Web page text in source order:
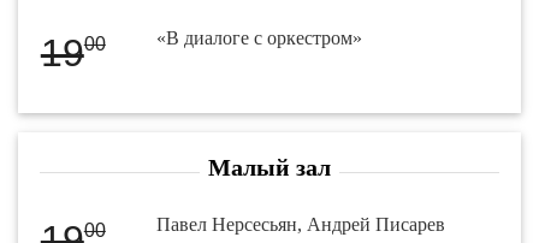
1900 «В диалоге с оркестром»
Малый зал
00
Павел Нерсесьян, Андрей Писарев